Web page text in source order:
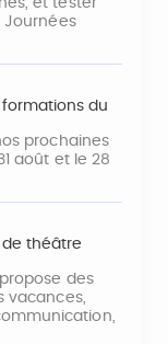
et tester
Journées
du
prochaines
août et le 28
de théâtre
des
vacances,